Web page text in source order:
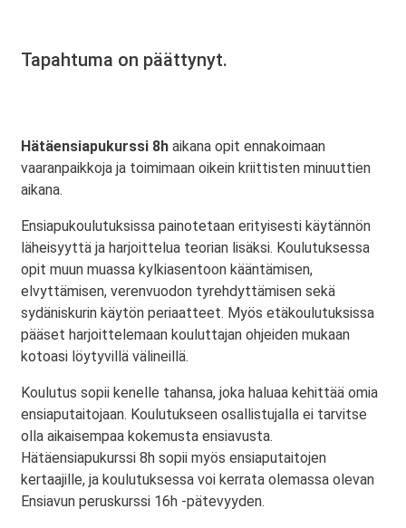
Tapahtuma on päättynyt.
Hätäensiapukurssi 8h aikana opit ennakoimaan
vaaranpaikkoja ja toimimaan oikein kriittisten minuuttien
aikana.
Ensiapukoulutuksissa painotetaan erityisesti käytännön
läheisyyttä ja harjoittelua teorian lisäksi. Koulutuksessa
opit muun muassa kylkiasentoon kääntämisen,
elvyttämisen, verenvuodon tyrehdyttämisen sekä
sydäniskurin käytön periaatteet. Myös etäkoulutuksissa
pääset harjoittelemaan kouluttajan ohjeiden mukaan
kotoasi löytyvillä välineillä.
Koulutus sopii kenelle tahansa, joka haluaa kehittää omia
ensiaputaitojaan. Koulutukseen osallistujalla ei tarvitse
olla aikaisempaa kokemusta ensiavusta.
Hätäensiapukurssi 8h sopii myös ensiaputaitojen
kertaajille, ja koulutuksessa voi kerrata olemassa olevan
Ensiavun peruskurssi 16h -pätevyyden.